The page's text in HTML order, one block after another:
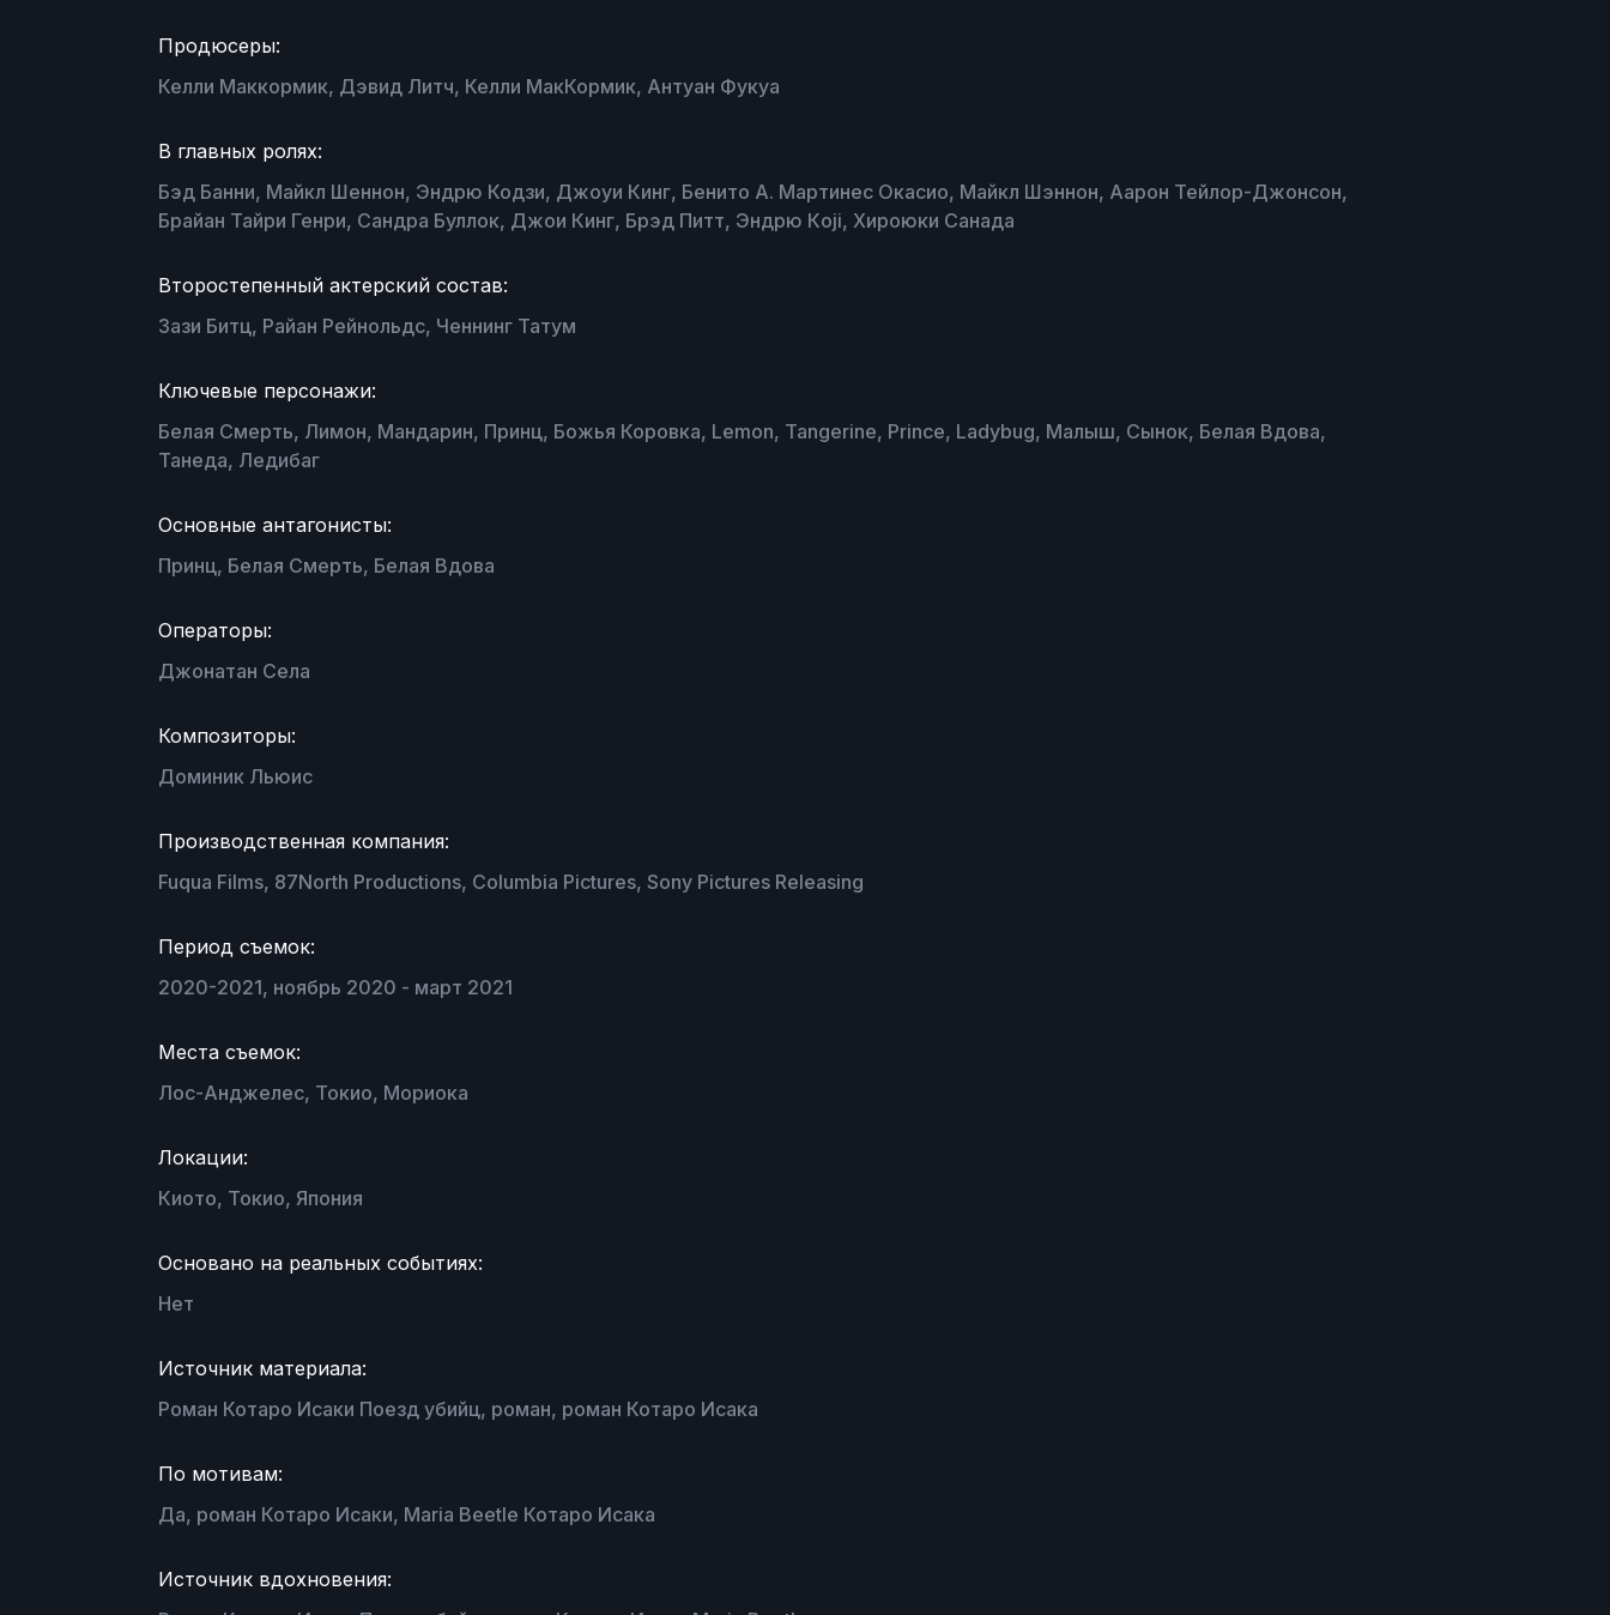
Продюсеры:
Келли Маккормик, Дэвид Литч, Келли МакКормик, Антуан Фукуа
В главных ролях:
Бэд Банни, Майкл Шеннон, Эндрю Кодзи, Джоуи Кинг, Бенито А. Мартинес Окасио, Майкл Шэннон, Аарон Тейлор-Джонсон,
Брайан Тайри Генри, Сандра Буллок, Джои Кинг, Брэд Питт, Эндрю Кoji, Хироюки Санада
Второстепенный актерский состав:
Зази Битц, Райан Рейнольдс, Ченнинг Татум
Ключевые персонажи:
Белая Смерть, Лимон, Мандарин, Принц, Божья Коровка, Lemon, Tangerine, Prince, Ladybug, Малыш, Сынок, Белая Вдова,
Танеда, Ледибаг
Основные антагонисты:
Принц, Белая Смерть, Белая Вдова
Операторы:
Джонатан Села
Композиторы:
Доминик Льюис
Производственная компания:
Fuqua Films, 87North Productions, Columbia Pictures, Sony Pictures Releasing
Период съемок:
2020-2021, ноябрь 2020 - март 2021
Места съемок:
Лос-Анджелес, Токио, Мориока
Локации:
Киото, Токио, Япония
Основано на реальных событиях:
Нет
Источник материала:
Роман Котаро Исаки Поезд убийц, роман, роман Котаро Исака
По мотивам:
Да, роман Котаро Исаки, Maria Beetle Котаро Исака
Источник вдохновения: